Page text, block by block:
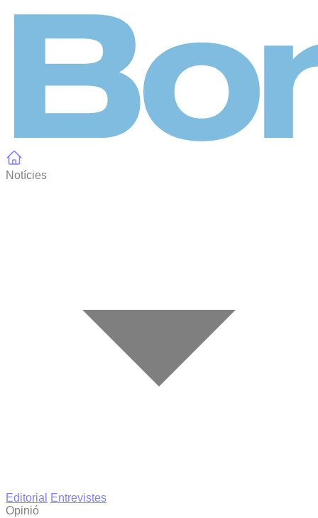
Notícies
Editorial
Entrevistes
Opinió